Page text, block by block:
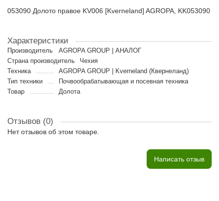
053090 Долото правое KV006 [Kverneland] AGROPA, KK053090
Характеристики
Производитель
AGROPA GROUP | АНАЛОГ
Страна производитель
Чехия
Техника
AGROPA GROUP | Kverneland (Квернеланд)
Тип техники
Почвообрабатывающая и посевная техника
Товар
Долота
Отзывов (0)
Нет отзывов об этом товаре.
Написать отзыв